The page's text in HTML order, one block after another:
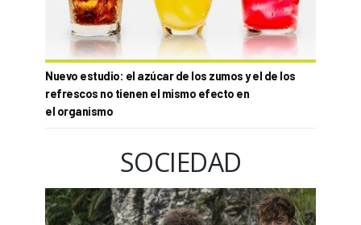
Nuevo estudio: el azúcar de los zumos y el de los
refrescos no tienen el mismo efecto en
el organismo
SOCIEDAD